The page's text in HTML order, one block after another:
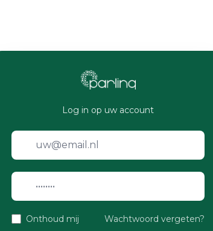
Log in op uw account
Onthoud mij Wachtwoord vergeten?